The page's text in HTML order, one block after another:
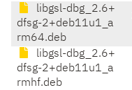
libgsl-dbg_2.6+
dfsg-2+deb11u1_a
rm64.deb
libgsl-dbg_2.6+
dfsg-2+deb11u1_a
rmhf.deb